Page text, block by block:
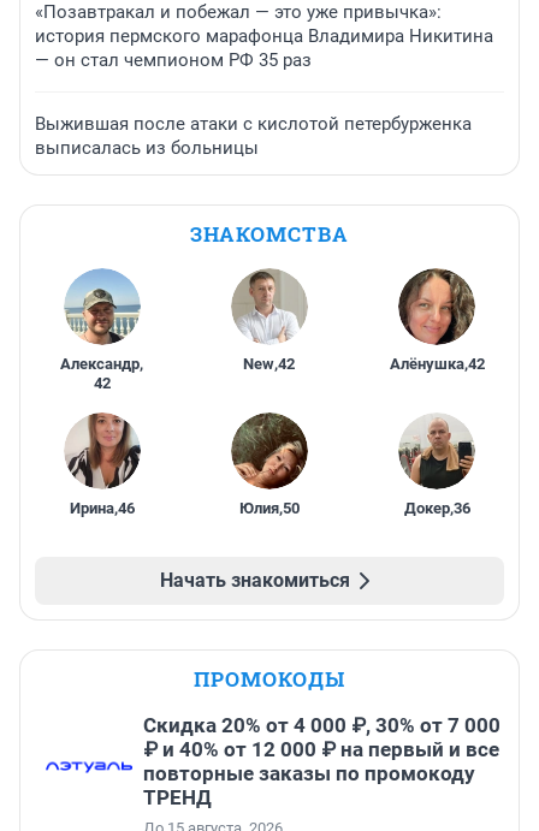
«Позавтракал и побежал — это уже привычка»:
история пермского марафонца Владимира Никитина
— он стал чемпионом РФ 35 раз
Выжившая после атаки с кислотой петербурженка
выписалась из больницы
ЗНАКОМСТВА
Александр,
42
New,42 Алёнушка,42
Ирина,46 Юлия,50 Докер,36
Начать знакомиться
ПРОМОКОДЫ
Скидка 20% от 4 000 ₽, 30% от 7 000
₽ и 40% от 12 000 ₽ на первый и все
повторные заказы по промокоду
ТРЕНД